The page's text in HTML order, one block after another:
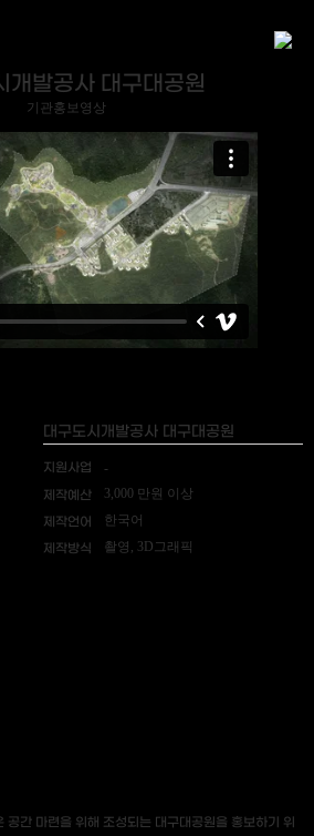
개발공사 대구대공원
기관홍보영상
대구도시개발공사 대구대공원
지원사업 -
제작예산 3,000 만원 이상
제작언어 한국어
제작방식 촬영, 3D그래픽
공간 마련을 위해 조성되는 대구대공원을 홍보하기 위